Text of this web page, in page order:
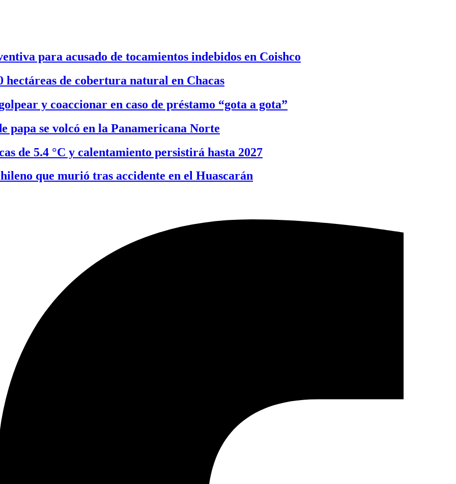
para acusado de tocamientos indebidos en Coishco
de cobertura natural en Chacas
y coaccionar en caso de préstamo “gota a gota”
se volcó en la Panamericana Norte
de 5.4 °C y calentamiento persistirá hasta 2027
que murió tras accidente en el Huascarán